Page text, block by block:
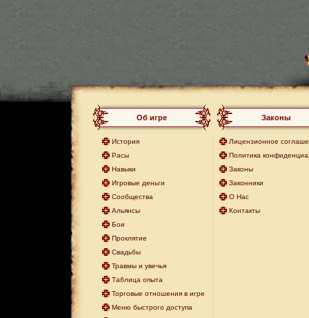
Об игре Законы
История
Расы
Навыки
Игровые деньги
Сообщества
Альянсы
Бои
Проклятие
Свадьбы
Травмы и увечья
Таблица опыта
Торговые отношения в игре
Меню быстрого доступа
Лицензионное
Политика
Законы
Законники
О Нас
Контакты